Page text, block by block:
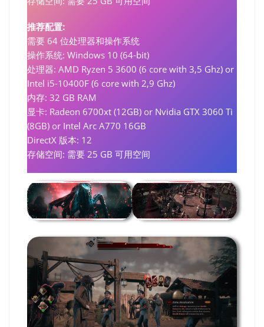
推荐配置:
需要 64 位处理器和操作系统
操作系统: Windows 10 (64-bit)
处理器: AMD Ryzen 5 3600 (6 core with 3,5 Ghz) or
Intel i5-10400F (6 core with 2,9 Ghz)
内存: 32 GB RAM
显卡: Radeon 6700xt (12GB) or Nvidia GTX 3060 Ti
(8GB) or Intel Arc A770 16GB
DirectX 版本: 12
存储空间: 需要 25 GB 可用空间